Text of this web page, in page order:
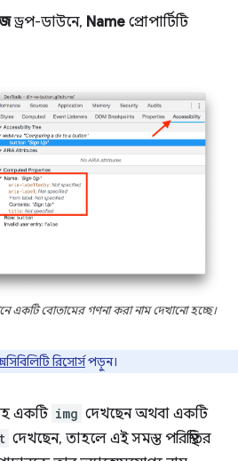
ড্রপ-ডাউনে, Name প্রোপার্টিটি
একটি বোতামের গণনা করা নাম দেখানো হচ্ছে।
রিসোর্সপড়ুন।
একটি img দেখছেন অথবা একটি
দেখছেন, তাহলে এই সমস্ত পরিস্থিতির